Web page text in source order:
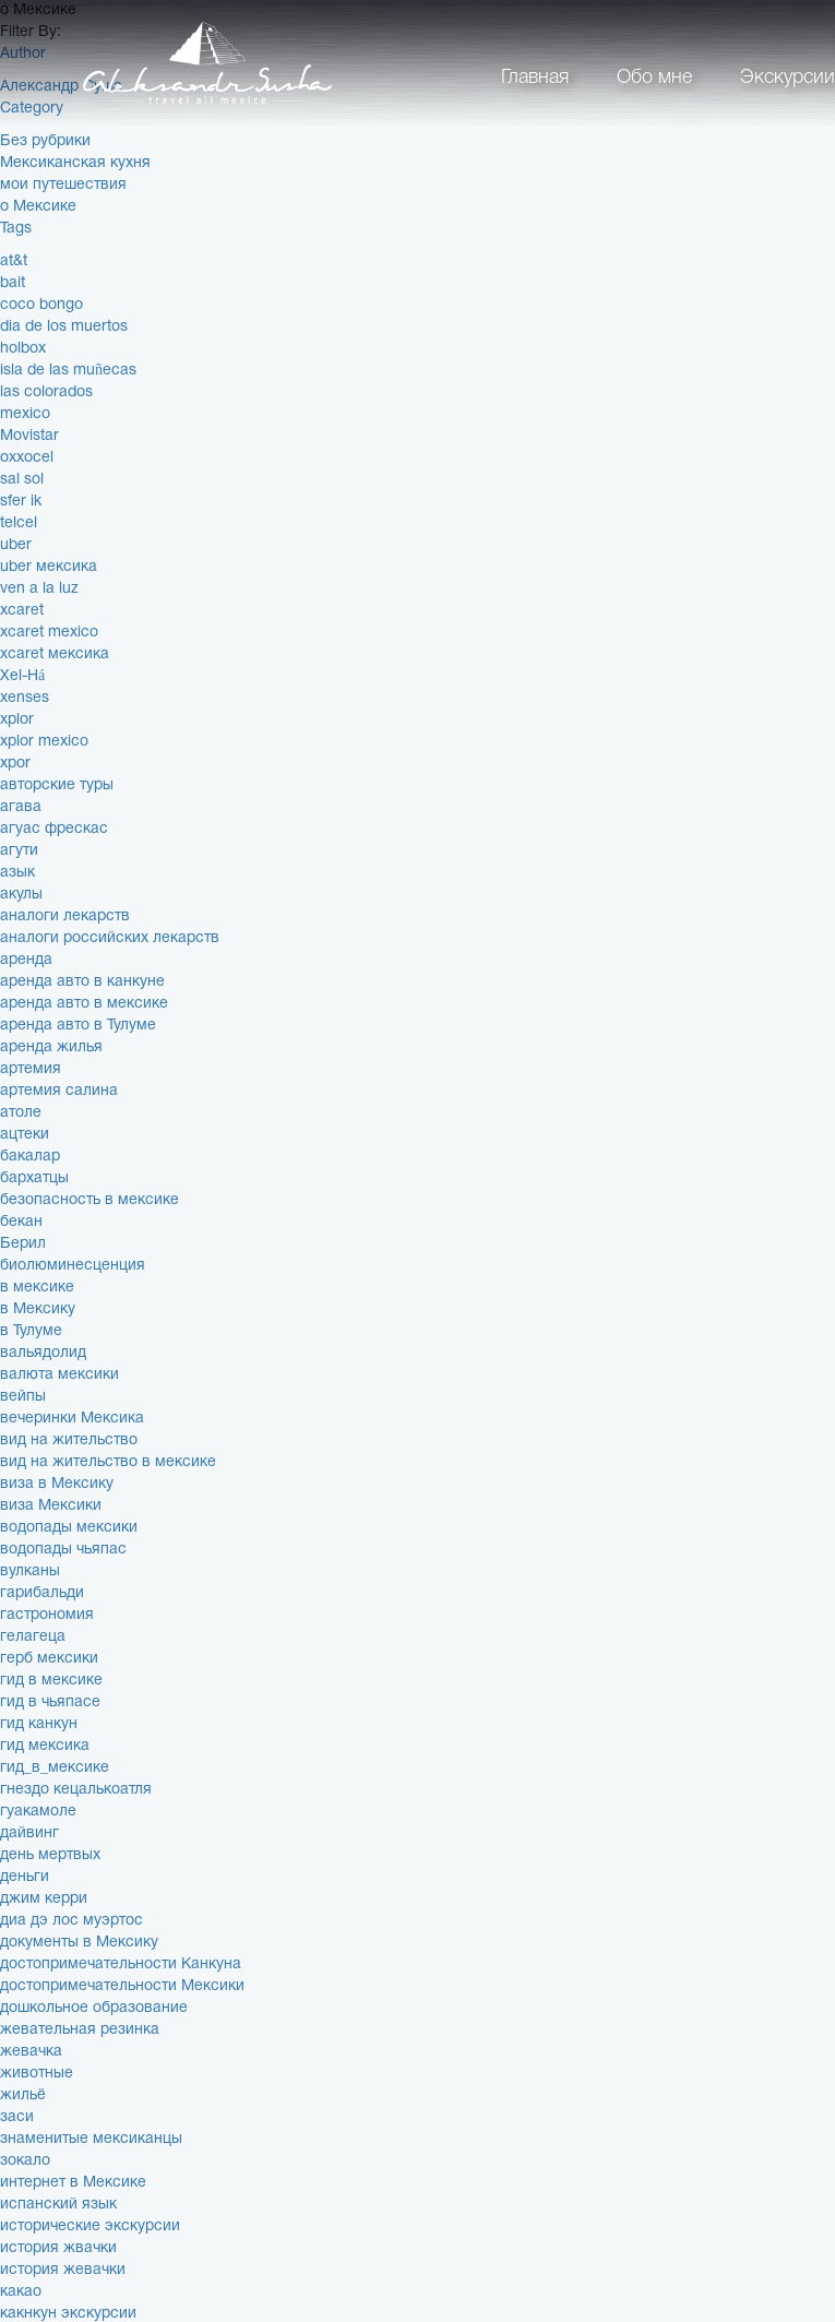
Главная Обо мне Экскурсии
о Мексике
Filter By:
Author
Александр Суша
Category
Без рубрики
Мексиканская кухня
мои путешествия
о Мексике
Tags
at&t
bait
coco bongo
dia de los muertos
holbox
isla de las muñecas
las colorados
mexico
Movistar
oxxocel
sal sol
sfer ik
telcel
uber
uber мексика
ven a la luz
xcaret
xcaret mexico
xcaret мексика
Xel-Há
xenses
xplor
xplor mexico
xpor
авторские туры
агава
агуас фрескас
агути
азык
акулы
аналоги лекарств
аналоги российских лекарств
аренда
аренда авто в канкуне
аренда авто в мексике
аренда авто в Тулуме
аренда жилья
артемия
артемия салина
атоле
ацтеки
бакалар
бархатцы
безопасность в мексике
бекан
Берил
биолюминесценция
в мексике
в Мексику
в Тулуме
вальядолид
валюта мексики
вейпы
вечеринки Мексика
вид на жительство
вид на жительство в мексике
виза в Мексику
виза Мексики
водопады мексики
водопады чьяпас
вулканы
гарибальди
гастрономия
гелагеца
герб мексики
гид в мексике
гид в чьяпасе
гид канкун
гид мексика
гид_в_мексике
гнездо кецалькоатля
гуакамоле
дайвинг
день мертвых
деньги
джим керри
диа дэ лос муэртос
документы в Мексику
достопримечательности Канкуна
достопримечательности Мексики
дошкольное образование
жевательная резинка
жевачка
животные
жильё
заси
знаменитые мексиканцы
зокало
интернет в Мексике
испанский язык
исторические экскурсии
история жвачки
история жевачки
какао
какнкун экскурсии